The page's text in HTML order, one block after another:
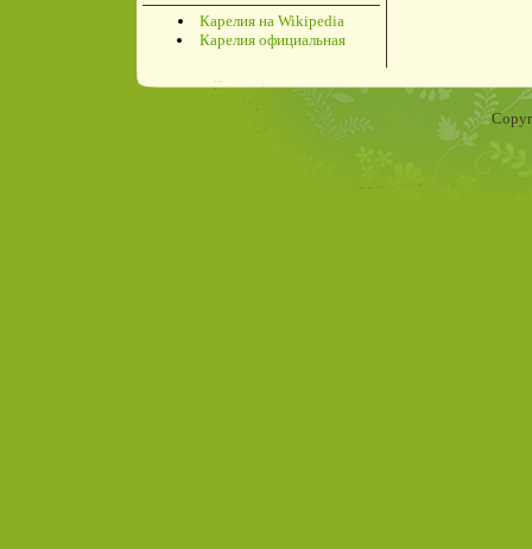
Карелия на Wikipedia
Карелия официальная